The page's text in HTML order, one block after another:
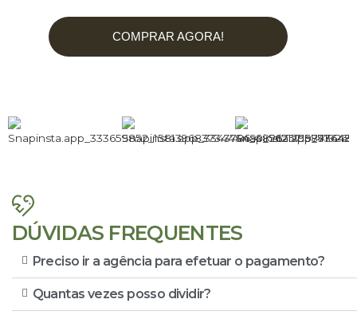
COMPRAR AGORA!
DÚVIDAS FREQUENTES
Preciso ir a agência para efetuar o pagamento?
Quantas vezes posso dividir?